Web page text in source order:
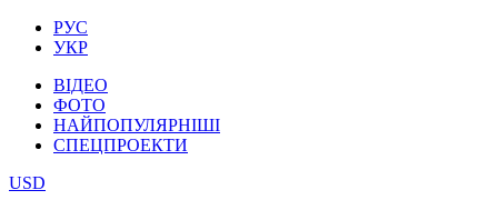
РУС
УКР
ВІДЕО
ФОТО
НАЙПОПУЛЯРНІШІ
СПЕЦПРОЕКТИ
USD